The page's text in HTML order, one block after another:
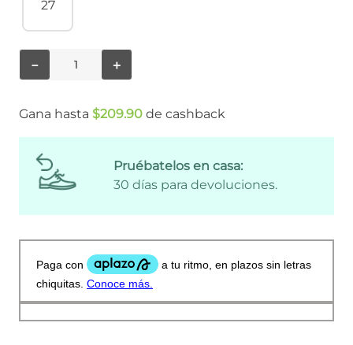
27
＋
－
Gana hasta $209.90 de cashback
Pruébatelos en casa:
30 días para devoluciones.